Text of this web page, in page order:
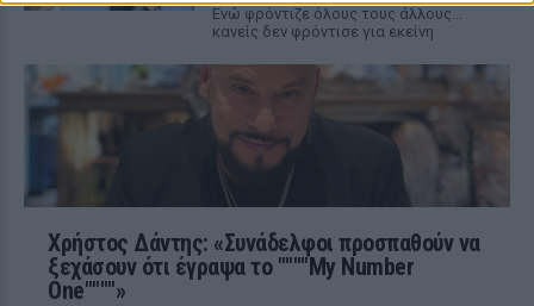
Ενώ φρόντιζε όλους τους άλλους...
κανείς δεν φρόντισε για εκείνη
Χρήστος Δάντης: «Συνάδελφοι προσπαθούν να
ξεχάσουν ότι έγραψα το """"My Number
One""""»